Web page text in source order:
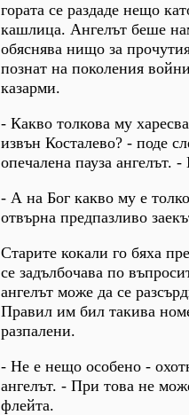
гората се раздаде нещо
кашлица. Ангелът беше
обяснява нищо за
познат на поколения
казарми.
- Какво толкова му
извън Косталево? - поде
опечалена пауза ангелът.
- А на Бог какво му е
отвърна предпазливо
Старите кокали го бяха
се задълбочава по
ангелът може да се
Правил им бил такива
разпалени.
- Не е нещо особено -
ангелът. - При това не
флейта.